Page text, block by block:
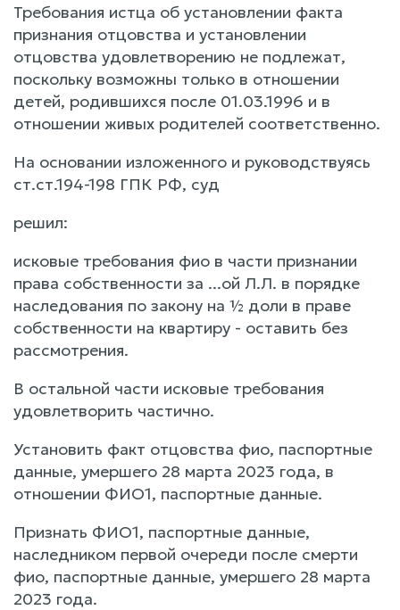
Требования истца об установлении факта
признания отцовства и установлении
отцовства удовлетворению не подлежат,
поскольку возможны только в отношении
детей, родившихся после 01.03.1996 и в
отношении живых родителей соответственно.
На основании изложенного и руководствуясь
ст.ст.194-198 ГПК РФ, суд
решил:
исковые требования фио в части признании
права собственности за ...ой Л.Л. в порядке
наследования по закону на ½ доли в праве
собственности на квартиру - оставить без
рассмотрения.
В остальной части исковые требования
удовлетворить частично.
Установить факт отцовства фио, паспортные
данные, умершего 28 марта 2023 года, в
отношении ФИО1, паспортные данные.
Признать ФИО1, паспортные данные,
наследником первой очереди после смерти
фио, паспортные данные, умершего 28 марта
2023 года.